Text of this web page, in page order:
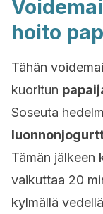
hoito
Tähän
kuoritun
Soseuta
Tämän jälkeen
vaikuttaa 20
kylmällä